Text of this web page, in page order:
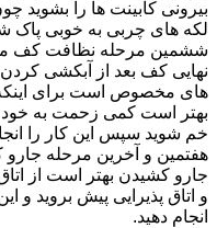
بیرونی کابینت ها را
لکه های چربی به خوبی پاک
ششمین مرحله نظافت کف می
نهایی کف بعد از آبکشی
های مخصوص است برای
بهتر است کمی زحمت به خود
خم شوید سپس این کار را
هفتمین و آخرین مرحله جارو
جارو کشیدن بهتر است از
و اتاق پذیرایی پیش بروید و
انجام دهید.